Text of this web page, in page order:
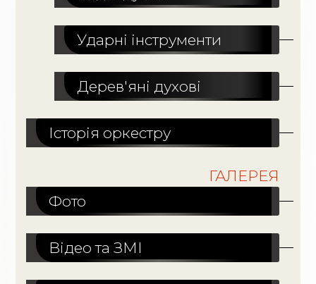
Ударні інструменти
Дерев'яні духові
Історія оркестру
ГАЛЕРЕЯ
Фото
Відео та ЗМІ